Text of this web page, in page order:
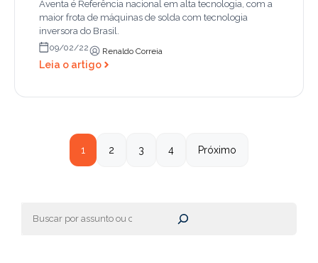
Aventa é Referência nacional em alta tecnologia, com a
maior frota de máquinas de solda com tecnologia
inversora do Brasil.
09/02/22 Renaldo Correia
Leia o artigo
1 2 3 4 Próximo